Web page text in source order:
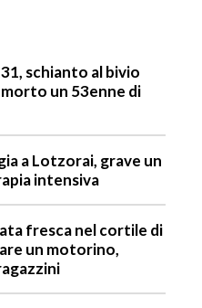
schianto al bivio
un 53enne di
a Lotzorai, grave un
intensiva
fresca nel cortile di
un motorino,